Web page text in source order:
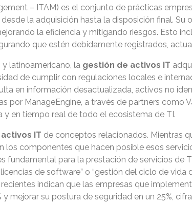
– ITAM) es el conjunto de prácticas
la adquisición hasta la disposición final.
la eficiencia y mitigando riesgos. Esto
que estén debidamente registrados,
latinoamericano, la gestión de activos IT
de cumplir con regulaciones locales e
en información desactualizada, activos no
por ManageEngine, a través de partners como
en tiempo real de todo el ecosistema de TI.
IT de conceptos relacionados. Mientras
los componentes que hacen posible esos
fundamental para la prestación de servicios de
licencias de software” o “gestión del ciclo de
indican que las empresas que
mejorar su postura de seguridad en un 25%,